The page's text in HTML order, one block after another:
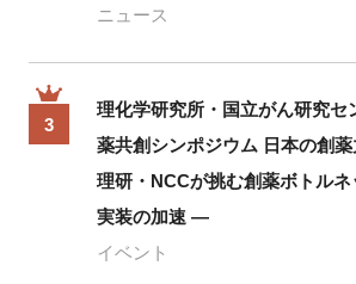
ニュース
3
理化学研究所・国立がん研究セ
薬共創シンポジウム 日本の創
理研・NCCが挑む創薬ボトル
実装の加速 ―
イベント